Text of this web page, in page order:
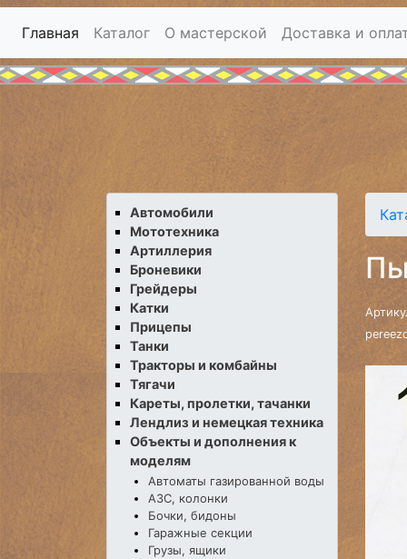
Главная Каталог О мастерской Доставка и
Автомобили
Мототехника
Артиллерия
Броневики
Грейдеры
Катки
Прицепы
Танки
Тракторы и комбайны
Тягачи
Кареты, пролетки, тачанки
Лендлиз и немецкая техника
Объекты и дополнения к
моделям
Автоматы газированной воды
АЗС, колонки
Бочки, бидоны
Гаражные секции
Грузы, ящики